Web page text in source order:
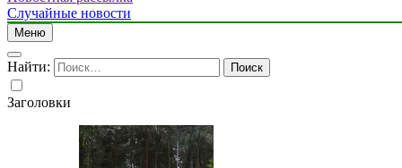
Случайные новости
Меню
Найти:
Заголовки